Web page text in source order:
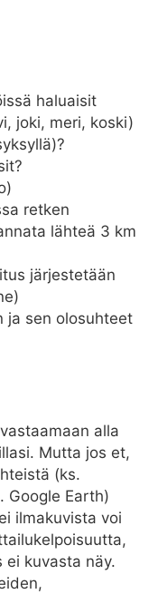
haluaisit
joki, meri, koski)
retken
lähteä 3 km
järjestetään
ja sen olosuhteet
alla
Mutta jos et,
(ks.
Google Earth)
ilmakuvista voi
ei kuvasta näy.